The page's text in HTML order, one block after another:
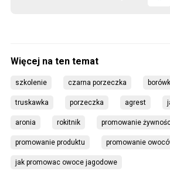
szkolenie czarna porzeczka
truskawka porzeczka agrest
aronia rokitnik promowanie
promowanie produktu promowanie
jak promowac owoce jagodowe